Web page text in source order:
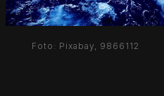
Foto: Pixabay, 9866112